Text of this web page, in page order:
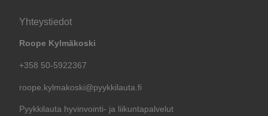
Yhteystiedot
Roope Kylmäkoski
+358 50-5922367
roope.kylmakoski@pyykkilauta.fi
Pyykkilauta hyvinvointi- ja liikuntapalvelut